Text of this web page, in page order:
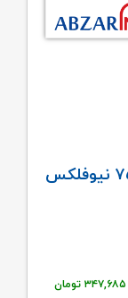
قیمت
۳۴۷,۶۸۵ تومان